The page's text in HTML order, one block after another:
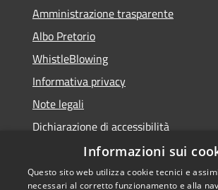
Amministrazione trasparente
Albo Pretorio
WhistleBlowing
Informativa privacy
Note legali
Dichiarazione di accessibilità
Informazioni sui
Questo sito web utilizza cookie tecnici e
necessari al corretto funzionamento e alla